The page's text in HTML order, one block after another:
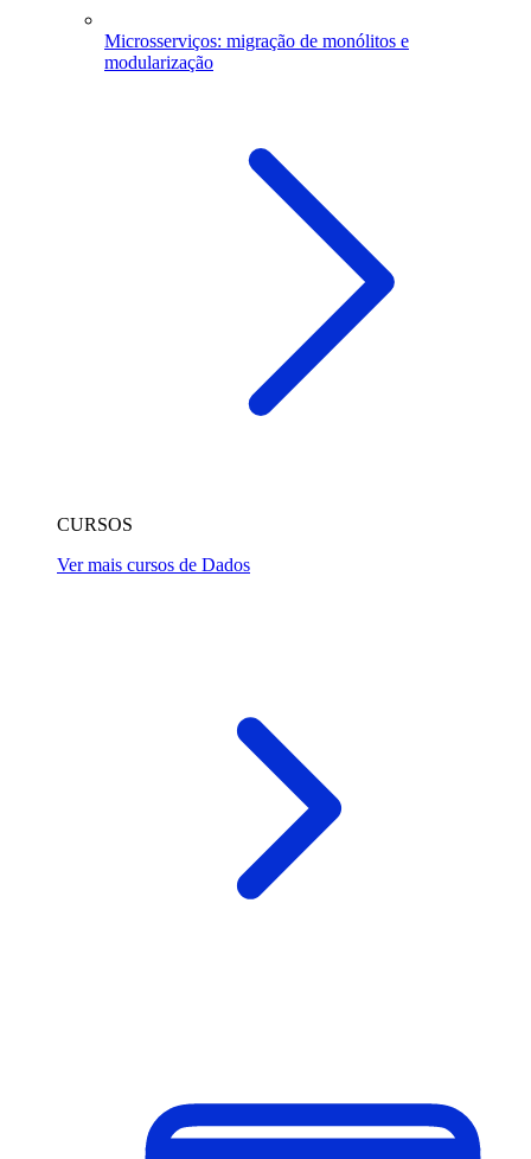
Microsserviços: migração de monólitos e
modularização
CURSOS
Ver mais cursos de Dados